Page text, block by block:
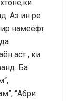
Аз ин рe
намеёфт
аст , ки
Ба
“Абри